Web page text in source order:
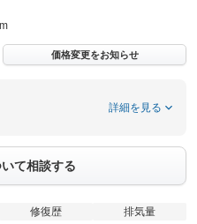
価格変更をお知らせ
詳細を見る
て相談する
修復歴 排気量